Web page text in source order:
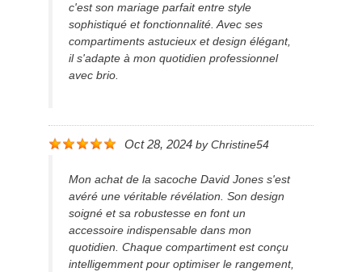
c'est son mariage parfait entre style
sophistiqué et fonctionnalité. Avec ses
compartiments astucieux et design élégant,
il s'adapte à mon quotidien professionnel
avec brio.
Oct 28, 2024 by Christine54
Mon achat de la sacoche David Jones s'est
avéré une véritable révélation. Son design
soigné et sa robustesse en font un
accessoire indispensable dans mon
quotidien. Chaque compartiment est conçu
intelligemment pour optimiser le rangement,